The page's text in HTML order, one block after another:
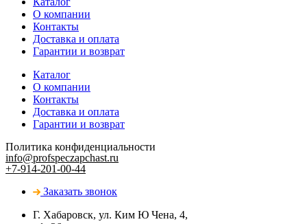
О компании
Контакты
Доставка и оплата
Гарантии и возврат
Каталог
О компании
Контакты
Доставка и оплата
Гарантии и возврат
Политика конфиденциальности
info@profspeczapchast.ru
+7-914-201-00-44
Заказать звонок
Г. Хабаровск, ул. Ким Ю Чена, 4,